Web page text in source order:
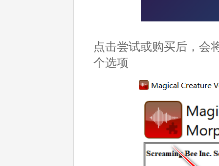
点击尝试或购买后，会
个选项